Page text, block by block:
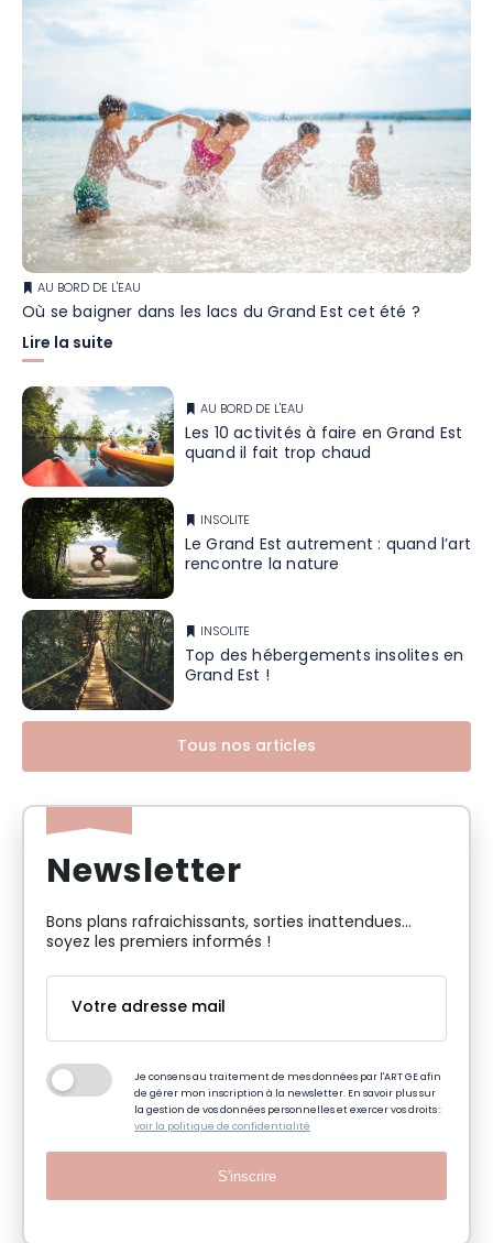
AU BORD DE L'EAU
Où se baigner dans les lacs du Grand Est cet été ?
Lire la suite
AU BORD DE L'EAU
Les 10 activités à faire en Grand Est
quand il fait trop chaud
INSOLITE
Le Grand Est autrement : quand l’art
rencontre la nature
INSOLITE
Top des hébergements insolites en
Grand Est !
Tous nos articles
Newsletter
Bons plans rafraichissants, sorties inattendues…
soyez les premiers informés !
Je consens au traitement de mes données par l'ART GE afin
de gérer mon inscription à la newsletter. En savoir plus sur
la gestion de vos données personnelles et exercer vos droits :
voir la politique de confidentialité
S'inscrire